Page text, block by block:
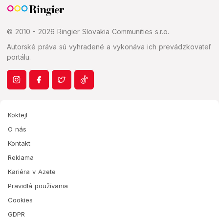
© 2010 - 2026 Ringier Slovakia Communities s.r.o.
Autorské práva sú vyhradené a vykonáva ich prevádzkovateľ
portálu.
Koktejl
O nás
Kontakt
Reklama
Kariéra v Azete
Pravidlá používania
Cookies
GDPR